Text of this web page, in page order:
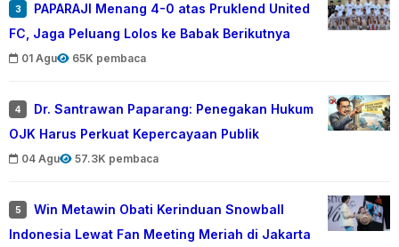
3
PAPARAJI Menang 4-0 atas Pruklend United
FC, Jaga Peluang Lolos ke Babak Berikutnya
01 Agu 65K pembaca
4
Dr. Santrawan Paparang: Penegakan Hukum
OJK Harus Perkuat Kepercayaan Publik
04 Agu 57.3K pembaca
5
Win Metawin Obati Kerinduan Snowball
Indonesia Lewat Fan Meeting Meriah di Jakarta